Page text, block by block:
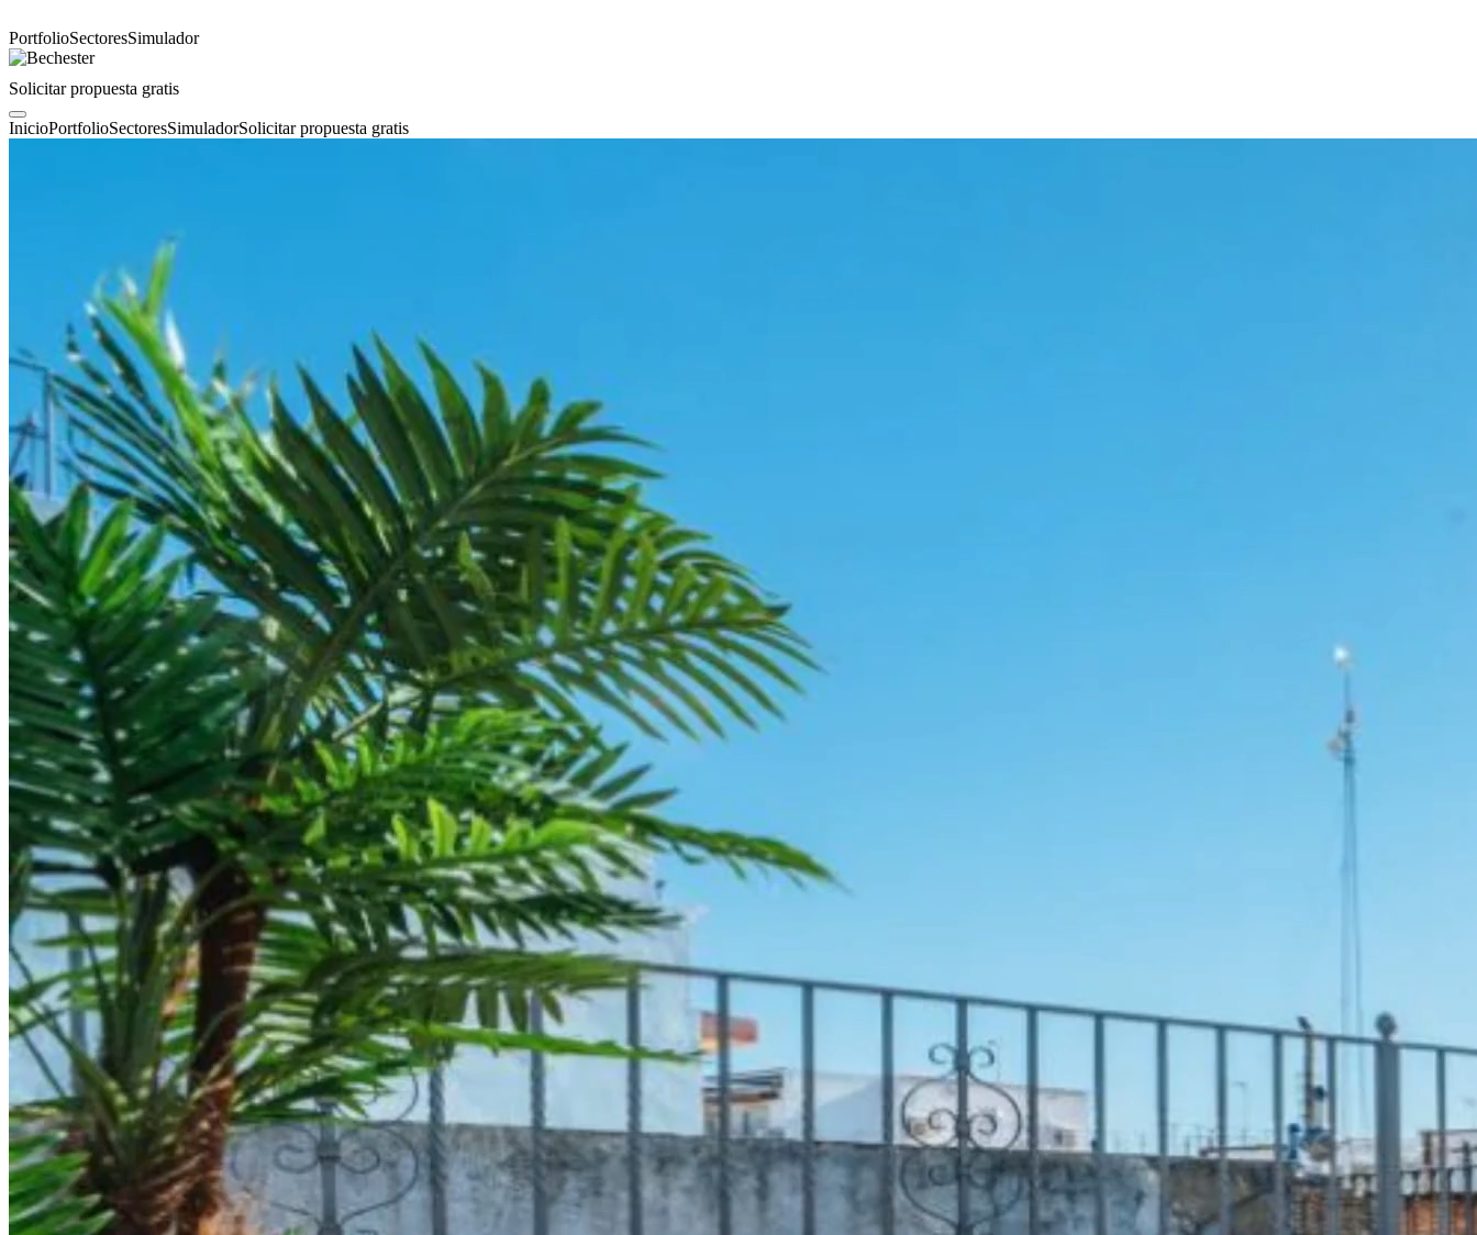
PortfolioSectoresSimulador
Solicitar propuesta gratis
InicioPortfolioSectoresSimuladorSolicitar propuesta gratis